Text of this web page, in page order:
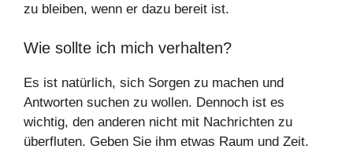
zu bleiben, wenn er dazu bereit ist.
Wie sollte ich mich verhalten?
Es ist natürlich, sich Sorgen zu machen und
Antworten suchen zu wollen. Dennoch ist es
wichtig, den anderen nicht mit Nachrichten zu
überfluten. Geben Sie ihm etwas Raum und Zeit.